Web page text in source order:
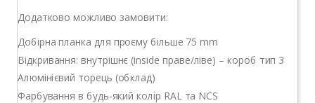
Додатково можливо замовити:
Добірна планка для проєму більше 75 mm
Відкривання: внутрішнє (inside праве/ліве) – короб тип 3
Алюмінієвий торець (обклад)
Фарбування в будь-який колір RAL та NCS